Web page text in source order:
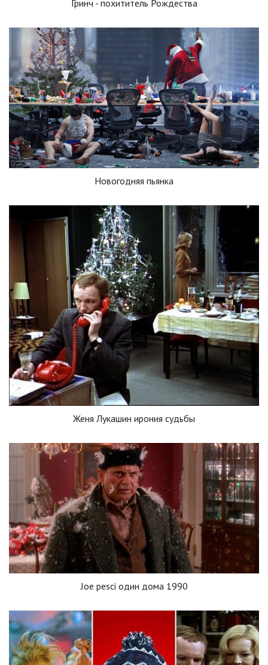
Гринч - похититель Рождества
Новогодняя пьянка
Женя Лукашин ирония судьбы
Joe pesci один дома 1990